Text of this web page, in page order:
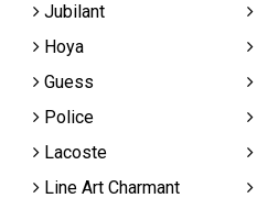
Jubilant
Hoya
Guess
Police
Lacoste
Line Art Charmant